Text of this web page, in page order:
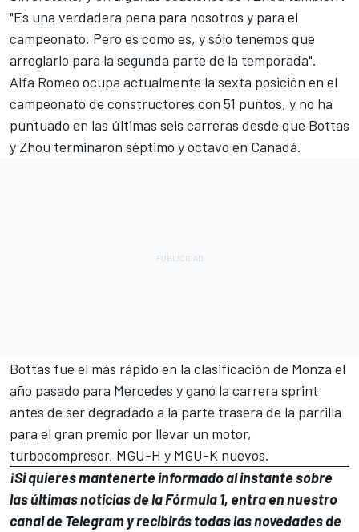
"Es una verdadera pena para nosotros y para el
campeonato. Pero es como es, y sólo tenemos que
arreglarlo para la segunda parte de la temporada".
Alfa Romeo ocupa actualmente la sexta posición en el
campeonato de constructores con 51 puntos, y no ha
puntuado en las últimas seis carreras desde que Bottas
y Zhou terminaron séptimo y octavo en Canadá.
Bottas fue el más rápido en la clasificación de Monza el
año pasado para Mercedes y ganó la carrera sprint
antes de ser degradado a la parte trasera de la parrilla
para el gran premio por llevar un motor,
turbocompresor, MGU-H y MGU-K nuevos.
¡Si quieres mantenerte informado al instante sobre
las últimas noticias de la Fórmula 1, entra ennuestro
canal de Telegramy recibirás todas las novedades de